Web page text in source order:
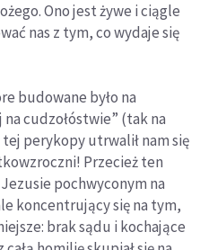
Ono jest żywe i ciągle
nas z tym, co wydaje się
budowane było na
cudzołóstwie” (tak na
perykopy utrwalił nam się
Przecież ten
pochwyconym na
koncentrujący się na tym,
brak sądu i kochające